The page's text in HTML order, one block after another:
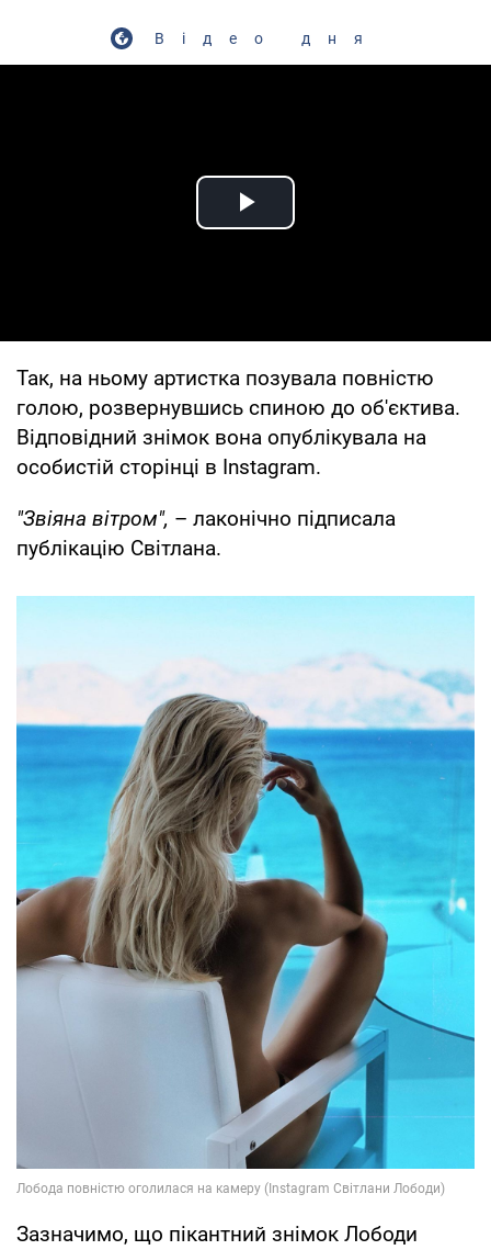
Відео дня
Play Video
Так, на ньому артистка позувала повністю
голою, розвернувшись спиною до об'єктива.
Відповідний знімок вона опублікувала на
особистій сторінці в Instagram.
"Звіяна вітром", – лаконічно підписала
публікацію Світлана.
Зазначимо, що пікантний знімок Лободи